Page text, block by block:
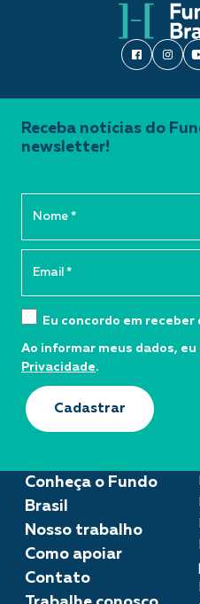
Conheça o Fundo
Brasil
Nosso trabalho
Como apoiar
Contato
Receba notícias do
newsletter!
Eu concordo em receber
Ao informar meus dados, eu
Privacidade.
Cadastrar